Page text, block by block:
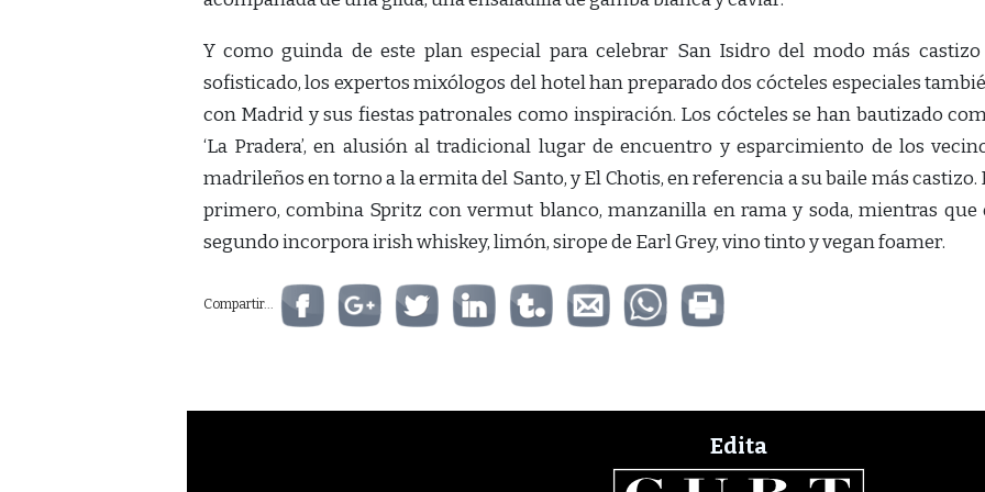
Y como guinda de este plan especial para celebrar San Isidro del modo más
sofisticado, los expertos mixólogos del hotel han preparado dos cócteles especiales
con Madrid y sus fiestas patronales como inspiración. Los cócteles se han bautizado
‘La Pradera’, en alusión al tradicional lugar de encuentro y esparcimiento de los
madrileños en torno a la ermita del Santo, y El Chotis, en referencia a su baile más castizo.
primero, combina Spritz con vermut blanco, manzanilla en rama y soda, mientras que
segundo incorpora irish whiskey, limón, sirope de Earl Grey, vino tinto y vegan foamer.
Compartir...
Edita